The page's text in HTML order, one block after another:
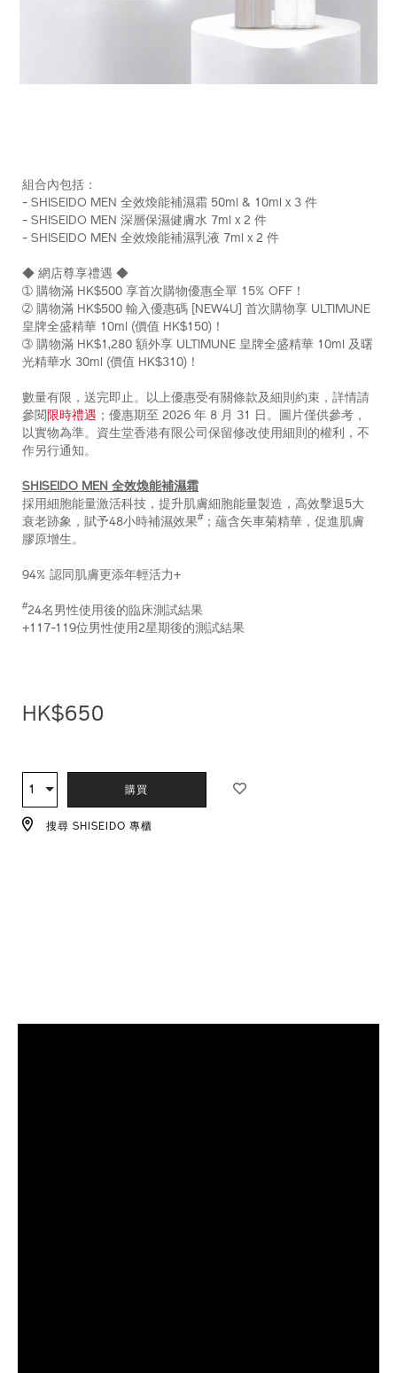
1%2B1-
%E7%B5%84%E5%90%88-
%28%E7%B8%BD%E5%80%BC-
Z12173_hk.html
編
號：
Z12173_hk
組合內包括：
- SHISEIDO MEN 全效煥能補濕霜 50ml & 10ml x 3 件
- SHISEIDO MEN 深層保濕健膚水 7ml x 2 件
- SHISEIDO MEN 全效煥能補濕乳液 7ml x 2 件
◆ 網店尊享禮遇 ◆
➀ 購物滿 HK$500 享首次購物優惠全單 15% OFF！
➁ 購物滿 HK$500 輸入優惠碼 [NEW4U] 首次購物享 ULTIMUNE
皇牌全盛精華 10ml (價值 HK$150)！
➂ 購物滿 HK$1,280 額外享 ULTIMUNE 皇牌全盛精華 10ml 及曙
光精華水 30ml (價值 HK$310)！
數量有限，送完即止。以上優惠受有關條款及細則約束，詳情請
參閱 限時禮遇 ；優惠期至 2026 年 8 月 31 日。圖片僅供參考，
以實物為準。資生堂香港有限公司保留修改使用細則的權利，不
作另行通知。
SHISEIDO MEN 全效煥能補濕霜
採用細胞能量激活科技，提升肌膚細胞能量製造，高效擊退5大
衰老跡象，賦予48小時補濕效果# ；蘊含矢車菊精華，促進肌膚
膠原增生。
94% 認同肌膚更添年輕活力+
#24名男性使用後的臨床測試結果
+117-119位男性使用2星期後的測試結果
HK$650
TO
CART
OPTIONS
ACTIONS
數
量
1 購買
搜尋 SHISEIDO 專櫃